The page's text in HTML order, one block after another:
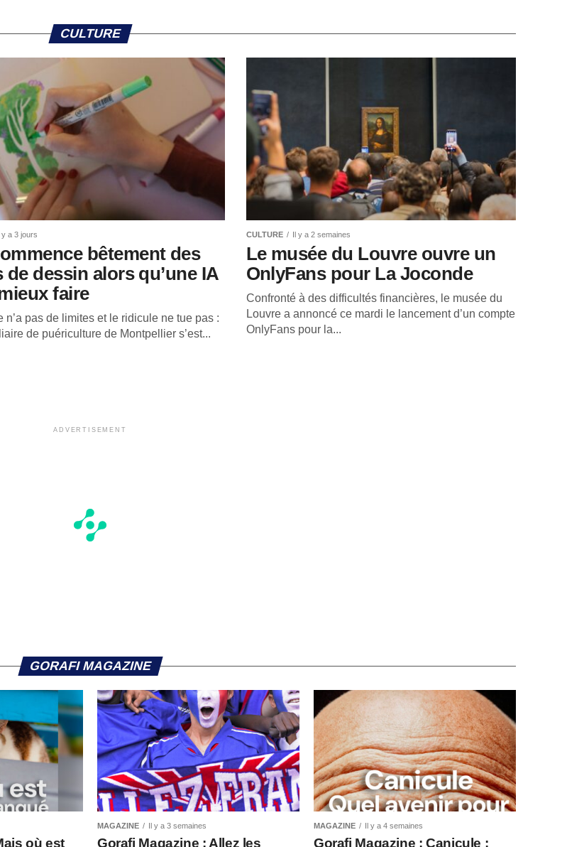
CULTURE
y a 3 jours
bêtement des
de dessin alors qu’une IA
faire
n’a pas de limites et le ridicule ne tue pas :
de puériculture de Montpellier s’est...
CULTURE Il y a 2 semaines
Le musée du Louvre ouvre un
OnlyFans pour La Joconde
Confronté à des difficultés financières, le musée du
Louvre a annoncé ce mardi le lancement d’un compte
OnlyFans pour la...
ADVERTISEMENT
GORAFI MAGAZINE
où est
MAGAZINE Il y a 3 semaines
Gorafi Magazine : Allez les
MAGAZINE Il y a 4 semaines
Gorafi Magazine : Canicule :